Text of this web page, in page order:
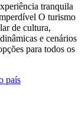
tranquila
O turismo
de cultura,
e cenários
para todos os